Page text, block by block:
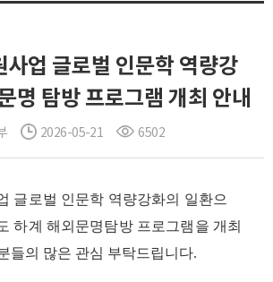
업 글로벌 인문학 역량강
명 탐방 프로그램 개최 안내
2026-05-21 6502
글로벌 인문학 역량강화의 일환으
하계 해외문명탐방 프로그램을 개최
들의 많은 관심 부탁드립니다.